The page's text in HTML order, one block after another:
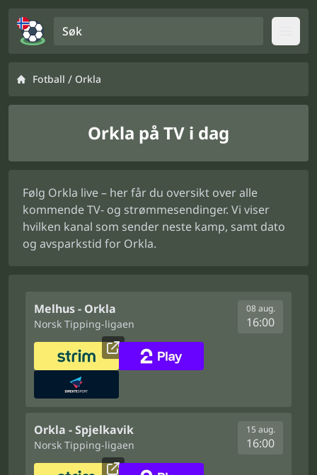
Fotball / Orkla
Orkla på TV i dag
Følg Orkla live – her får du oversikt over alle
kommende TV- og strømmesendinger. Vi viser
hvilken kanal som sender neste kamp, samt dato
og avsparkstid for Orkla.
Melhus - Orkla
Norsk Tipping-ligaen
08 aug.
16:00
Orkla - Spjelkavik
Norsk Tipping-ligaen
15 aug.
16:00